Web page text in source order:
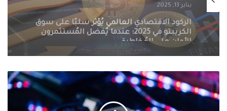
يناير 13, 2025
التنظيمات الحكومية الصارمة تُطيح بسوق
الكريبتو في 2025: سيف ذو حدين على
مستقبل العملات الرقمية
أشهر
الألعاب
القائمة